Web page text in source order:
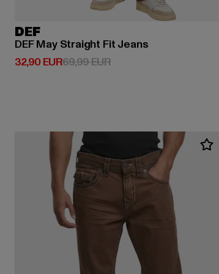
DEF
DEF May Straight Fit Jeans
32,90 EUR
Derzeitiger Preis: 32,90 EUR
69,99 EURAktionspreis: 69,99 EUR